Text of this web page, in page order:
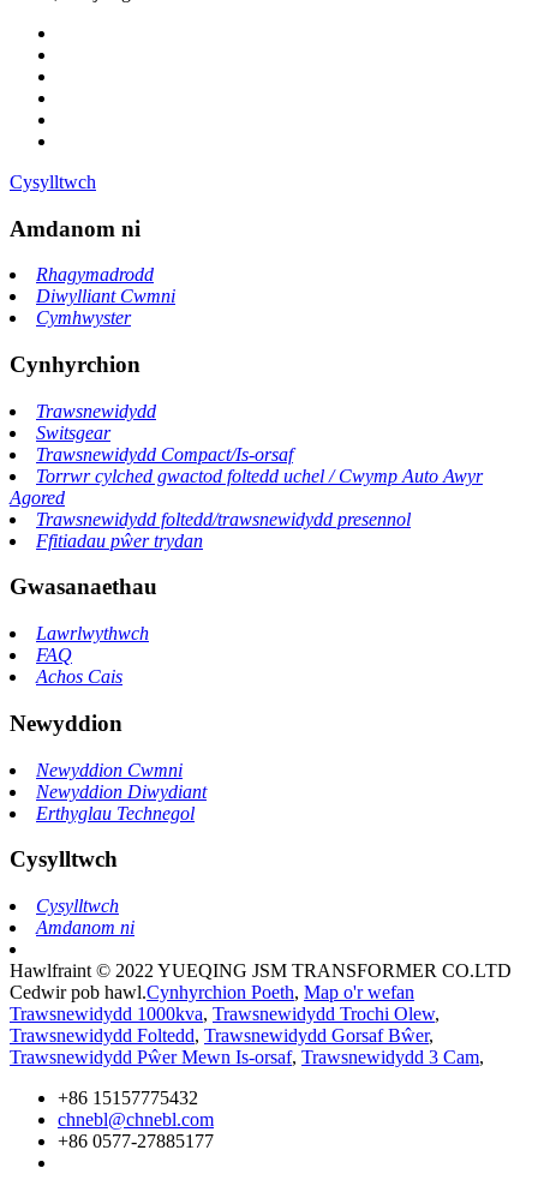
Cysylltwch
Amdanom ni
Rhagymadrodd
Diwylliant Cwmni
Cymhwyster
Cynhyrchion
Trawsnewidydd
Switsgear
Trawsnewidydd Compact/Is-orsaf
Torrwr cylched gwactod foltedd uchel / Cwymp Auto Awyr
Agored
Trawsnewidydd foltedd/trawsnewidydd presennol
Ffitiadau pŵer trydan
Gwasanaethau
Lawrlwythwch
FAQ
Achos Cais
Newyddion
Newyddion Cwmni
Newyddion Diwydiant
Erthyglau Technegol
Cysylltwch
Cysylltwch
Amdanom ni
Hawlfraint © 2022 YUEQING JSM TRANSFORMER CO.LTD
Cedwir pob hawl.Cynhyrchion Poeth, Map o'r wefan
Trawsnewidydd 1000kva, Trawsnewidydd Trochi Olew,
Trawsnewidydd Foltedd, Trawsnewidydd Gorsaf Bŵer,
Trawsnewidydd Pŵer Mewn Is-orsaf, Trawsnewidydd 3 Cam,
+86 15157775432
chnebl@chnebl.com
+86 0577-27885177